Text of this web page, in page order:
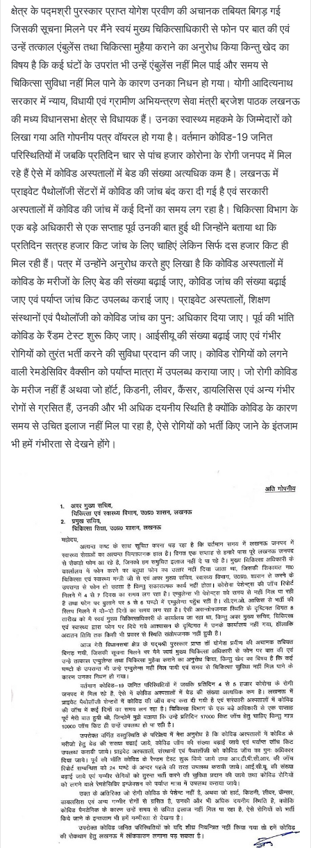
क्षेत्र के पद्मश्री पुरस्कार प्राप्त योगेश प्रवीण की अचानक तबियत बिगड़ गई
जिसकी सूचना मिलने पर मैंने स्वयं मुख्य चिकित्साधिकारी से फोन पर बात की एवं
उन्हें तत्काल एंबुलेंस तथा चिकित्सा मुहैया कराने का अनुरोध किया किन्तु खेद का
विषय है कि कई घंटों के उपरांत भी उन्हें एंबुलेंस नहीं मिल पाई और समय से
चिकित्सा सुविधा नहीं मिल पाने के कारण उनका निधन हो गया। योगी आदित्यनाथ
सरकार में न्याय, विधायी एवं ग्रामीण अभियन्त्रण सेवा मंत्री ब्रजेश पाठक लखनऊ
की मध्य विधानसभा क्षेत्र से विधायक हैं। उनका स्वास्थ्य महकमे के जिम्मेदारों को
लिखा गया अति गोपनीय पत्र वॉयरल हो गया है। वर्तमान कोविड-19 जनित
परिस्थितियों में जबकि प्रतिदिन चार से पांच हजार कोरोना के रोगी जनपद में मिल
रहे हैं ऐसे में कोविड अस्पतालों में बेड की संख्या अत्यधिक कम है। लखनऊ में
प्राइवेट पैथोलॉजी सेंटरों में कोविड की जांच बंद करा दी गई है एवं सरकारी
अस्पतालों में कोविड की जांच में कई दिनों का समय लग रहा है। चिकित्सा विभाग के
एक बड़े अधिकारी से एक सप्ताह पूर्व उनकी बात हुई थी जिन्होंने बताया था कि
प्रतिदिन सत्रह हजार किट जांच के लिए चाहिएं लेकिन सिर्फ दस हजार किट ही
मिल रही हैं। पत्र में उन्होंने अनुरोध करते हुए लिखा है कि कोविड अस्पतालों में
कोविड के मरीजों के लिए बेड की संख्या बढ़ाई जाए, कोविड जांच की संख्या बढ़ाई
जाए एवं पर्याप्त जांच किट उपलब्ध कराई जाए। प्राइवेट अस्पतालों, शिक्षण
संस्थानों एवं पैथोलॉजी को कोविड जांच का पुन: अधिकार दिया जाए। पूर्व की भांति
कोविड के रैंडम टेस्ट शुरू किए जाए। आईसीयू की संख्या बढ़ाई जाए एवं गंभीर
रोगियों को तुरंत भर्ती करने की सुविधा प्रदान की जाए। कोविड रोगियों को लगने
वाली रेमडेसिविर वैक्सीन को पर्याप्त मात्रा में उपलब्ध कराया जाए। जो रोगी कोविड
के मरीज नहीं हैं अथवा जो हॉर्ट, किडनी, लीवर, कैंसर, डायलिसिस एवं अन्य गंभीर
रोगों से ग्रसित हैं, उनकी और भी अधिक दयनीय स्थिति है क्योंकि कोविड के कारण
समय से उचित इलाज नहीं मिल पा रहा है, ऐसे रोगियों को भर्ती किए जाने के इंतजाम
भी हमें गंभीरता से देखने होंगे।